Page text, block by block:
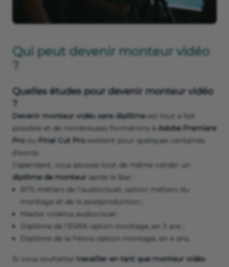
Qui peut devenir monteur vidéo
?
Quelles études pour devenir monteur vidéo
?
Devenir monteur vidéo sans diplômeest tout à fait
possible et de nombreuses formations à Adobe Premiere
Pro ou Final Cut Pro existent pour quelques centaines
d’euros.
Cependant, vous pouvez tout de même valider un
diplôme de monteur après le Bac :
BTS métiers de l'audiovisuel, option métiers du
montage et de la postproduction ;
Master cinéma audiovisuel ;
Diplôme de l’ESRA option montage, en 3 ans ;
Diplôme de la Fémis option montage, en 4 ans.
Si vous souhaitez travailler en tant que monteur vidéo